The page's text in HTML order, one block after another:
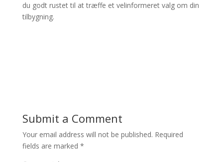
du godt rustet til at træffe et velinformeret valg om din
tilbygning.
Submit a Comment
Your email address will not be published. Required
fields are marked *